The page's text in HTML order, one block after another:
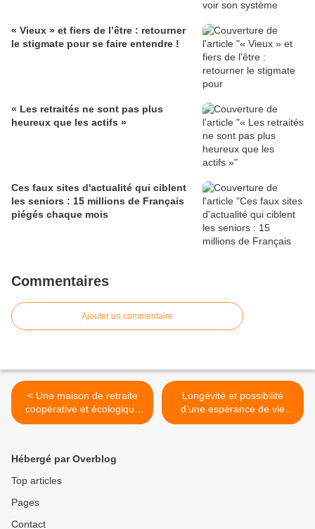
« Vieux » et fiers de l’être : retourner
le stigmate pour se faire entendre !
« Les retraités ne sont pas plus
heureux que les actifs »
Ces faux sites d'actualité qui ciblent
les seniors : 15 millions de Français
piégés chaque mois
Commentaires
Ajouter un commentaire
< Une maison de retraite
coopérative et écologique
pour que « les vieux » ne
Longévité et possibilité
d’une espérance de vie
sans précédent, >
Hébergé par Overblog
Top articles
Pages
Contact